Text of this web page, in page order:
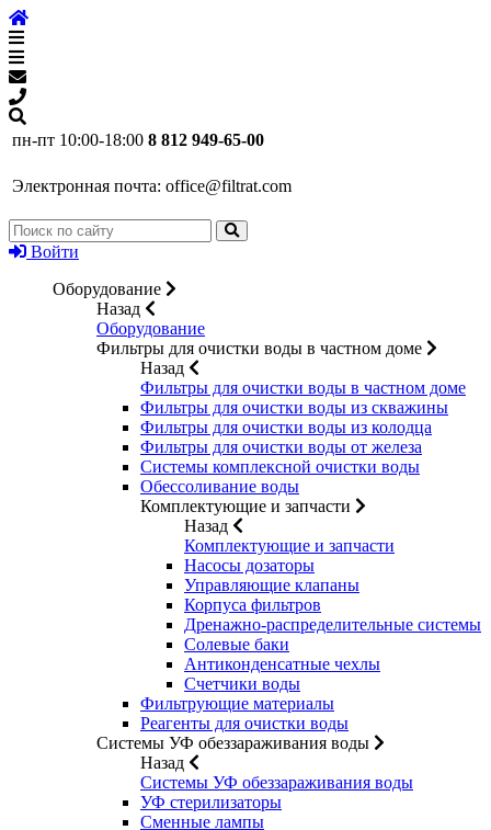
пн-пт 10:00-18:00 8 812 949-65-00
Электронная почта: office@filtrat.com
Войти
Оборудование
Назад
Оборудование
Фильтры для очистки воды в частном доме
Назад
Фильтры для очистки воды в частном доме
Фильтры для очистки воды из скважины
Фильтры для очистки воды из колодца
Фильтры для очистки воды от железа
Системы комплексной очистки воды
Обессоливание воды
Комплектующие и запчасти
Назад
Комплектующие и запчасти
Насосы дозаторы
Управляющие клапаны
Корпуса фильтров
Дренажно-распределительные системы
Солевые баки
Антиконденсатные чехлы
Счетчики воды
Фильтрующие материалы
Реагенты для очистки воды
Системы УФ обеззараживания воды
Назад
Системы УФ обеззараживания воды
УФ стерилизаторы
Сменные лампы